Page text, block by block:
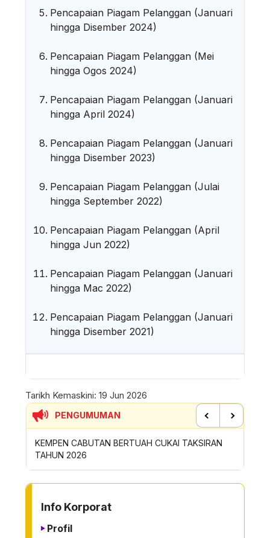
Pencapaian Piagam Pelanggan (Januari
hingga Disember 2024)
Pencapaian Piagam Pelanggan (Mei
hingga Ogos 2024)
Pencapaian Piagam Pelanggan (Januari
hingga April 2024)
Pencapaian Piagam Pelanggan (Januari
hingga Disember 2023)
Pencapaian Piagam Pelanggan (Julai
hingga September 2022)
Pencapaian Piagam Pelanggan (April
hingga Jun 2022)
Pencapaian Piagam Pelanggan (Januari
hingga Mac 2022)
Pencapaian Piagam Pelanggan (Januari
hingga Disember 2021)
Tarikh Kemaskini: 19 Jun 2026
PENGUMUMAN
CUKAI TAKSIRAN
SUMBANGAN INSENTIF AKTIVITI
Info Korporat
Profil